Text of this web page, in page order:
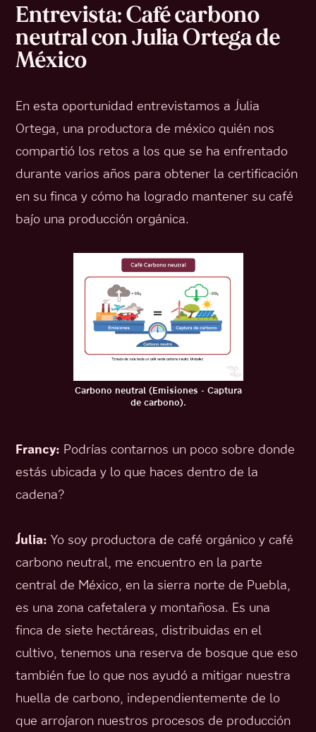
Entrevista: Café carbono
neutral con Julia Ortega de
México
En esta oportunidad entrevistamos a Julia
Ortega, una productora de méxico quién nos
compartió los retos a los que se ha enfrentado
durante varios años para obtener la certificación
en su finca y cómo ha logrado mantener su café
bajo una producción orgánica.
Carbono neutral (Emisiones - Captura
de carbono).
Francy: Podrías contarnos un poco sobre donde
estás ubicada y lo que haces dentro de la
cadena?
Julia: Yo soy productora de café orgánico y café
carbono neutral, me encuentro en la parte
central de México, en la sierra norte de Puebla,
es una zona cafetalera y montañosa. Es una
finca de siete hectáreas, distribuidas en el
cultivo, tenemos una reserva de bosque que eso
también fue lo que nos ayudó a mitigar nuestra
huella de carbono, independientemente de lo
que arrojaron nuestros procesos de producción